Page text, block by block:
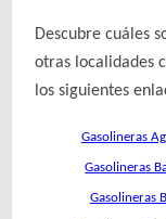
Descubre cuáles
otras localidades
los siguientes
Gasolineras
Gasolineras
Gasolineras